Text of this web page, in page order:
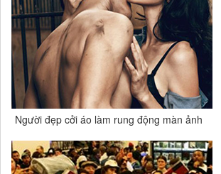
Người đẹp cởi áo làm rung động màn ảnh